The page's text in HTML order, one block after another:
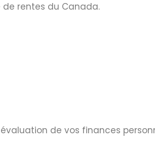
rentes du Canada.
de vos finances